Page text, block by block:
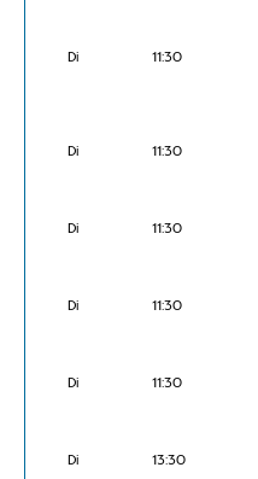
Di 11:30
Di 11:30
Di 11:30
Di 11:30
Di 11:30
Di 13:30